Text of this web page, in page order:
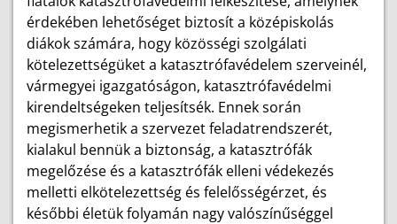
érdekében lehetőséget biztosít a középiskolás
diákok számára, hogy közösségi szolgálati
kötelezettségüket a katasztrófavédelem szerveinél,
vármegyei igazgatóságon, katasztrófavédelmi
kirendeltségeken teljesítsék. Ennek során
megismerhetik a szervezet feladatrendszerét,
kialakul bennük a biztonság, a katasztrófák
megelőzése és a katasztrófák elleni védekezés
melletti elkötelezettség és felelősségérzet, és
későbbi életük folyamán nagy valószínűséggel